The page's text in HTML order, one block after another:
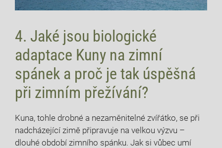
4. Jaké jsou biologické
adaptace Kuny na zimní
spánek a proč je tak úspěšná
při zimním přežívání?
Kuna, tohle drobné a nezaměnitelné zvířátko, se při
nadcházející zimě připravuje na velkou výzvu –
dlouhé období zimního spánku. Jak si vůbec umí